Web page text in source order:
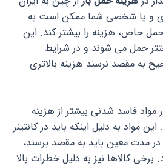
و یا شخصی شما ممکن است به
خاص، هزینه را بیشتر کند. این
حمل می شوند و در شرایط
به مقصد نرسند هزینه بالاتری
مواد فاسد شدنی بیشتر از هزینه
مواد به دلیل اینکه باید در کانتینر
در مدت معین باید به مقصد برسند،
کالاها نیز به دلیل خطرات بالا